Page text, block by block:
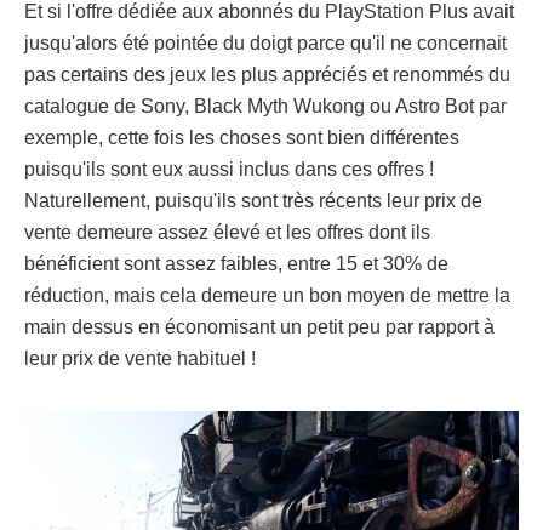
Et si l'offre dédiée aux abonnés du PlayStation Plus avait
jusqu'alors été pointée du doigt parce qu'il ne concernait
pas certains des jeux les plus appréciés et renommés du
catalogue de Sony, Black Myth Wukong ou Astro Bot par
exemple, cette fois les choses sont bien différentes
puisqu'ils sont eux aussi inclus dans ces offres !
Naturellement, puisqu'ils sont très récents leur prix de
vente demeure assez élevé et les offres dont ils
bénéficient sont assez faibles, entre 15 et 30% de
réduction, mais cela demeure un bon moyen de mettre la
main dessus en économisant un petit peu par rapport à
leur prix de vente habituel !